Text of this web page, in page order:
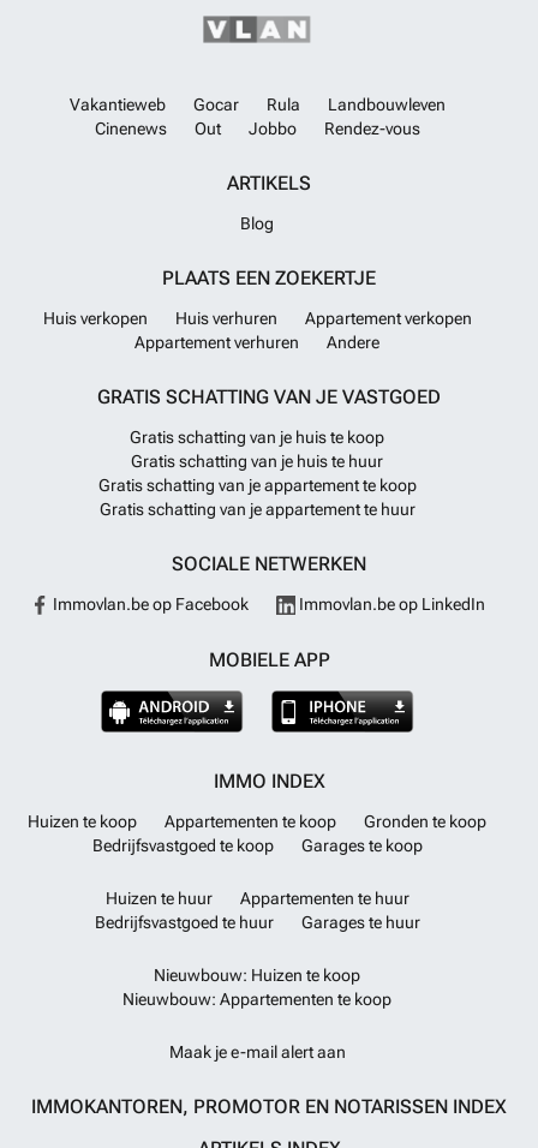
Vakantieweb Gocar Rula
Landbouwleven
Cinenews
Out Jobbo Rendez-vous
ARTIKELS
Blog
PLAATS EEN ZOEKERTJE
Huis verkopen Huis verhuren
Appartement verkopen
Appartement verhuren
Andere
GRATIS SCHATTING VAN JE VASTGOED
Gratis schatting van je huis te koop
Gratis schatting van je huis te huur
Gratis schatting van je appartement te koop
Gratis schatting van je appartement te huur
SOCIALE NETWERKEN
Immovlan.be op Facebook Immovlan.be op LinkedIn
MOBIELE APP
IMMO INDEX
Huizen te koop Appartementen te koop
Gronden te koop
Bedrijfsvastgoed te koop
Garages te koop
Huizen te huur
Appartementen te huur
Bedrijfsvastgoed te huur
Garages te huur
Nieuwbouw: Huizen te koop
Nieuwbouw: Appartementen te koop
Maak je e-mail alert aan
IMMOKANTOREN, PROMOTOR EN NOTARISSEN INDEX